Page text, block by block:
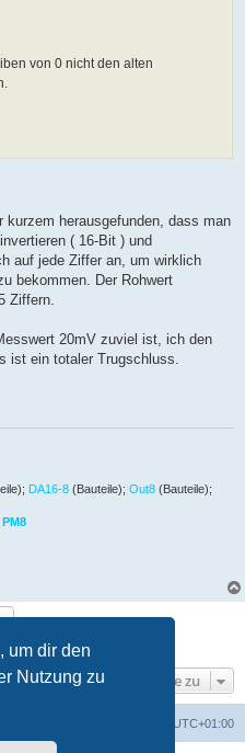
um dir den
Nutzung zu
von 0 nicht den alten
herausgefunden, dass man
( 16-Bit ) und
auf jede Ziffer an, um wirklich
bekommen. Der Rohwert
Ziffern.
20mV zuviel ist, ich den
ist ein totaler Trugschluss.
DA16-8 (Bauteile); Out8 (Bauteile);
PM8
1 von 1
Gehe zu
UTC+01:00